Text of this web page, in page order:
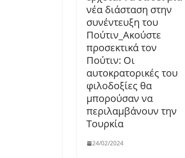
νέα διάσταση στην
συνέντευξη του
Πούτιν_Ακούστε
προσεκτικά τον
Πούτιν: Οι
αυτοκρατορικές του
φιλοδοξίες θα
μπορούσαν να
περιλαμβάνουν την
Τουρκία
24/02/2024